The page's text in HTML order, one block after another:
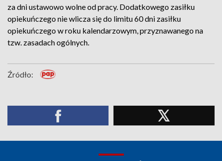
za dni ustawowo wolne od pracy. Dodatkowego zasiłku
opiekuńczego nie wlicza się do limitu 60 dni zasiłku
opiekuńczego w roku kalendarzowym, przyznawanego na
tzw. zasadach ogólnych.
Źródło: